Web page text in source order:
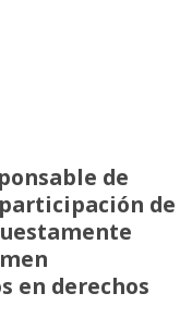
de
de
en derechos